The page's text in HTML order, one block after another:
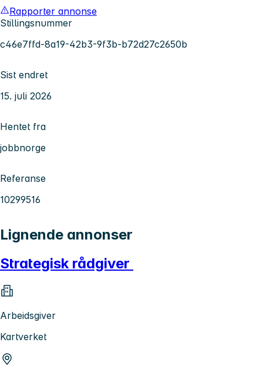
Rapporter annonse
Stillingsnummer
c46e7ffd-8a19-42b3-9f3b-b72d27c2650b
Sist endret
15. juli 2026
Hentet fra
jobbnorge
Referanse
10299516
Lignende annonser
Strategisk rådgiver
Arbeidsgiver
Kartverket